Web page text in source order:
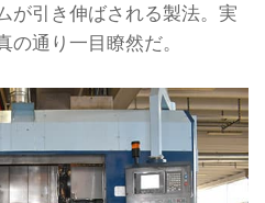
が引き伸ばされる製法。実
の通り一目瞭然だ。